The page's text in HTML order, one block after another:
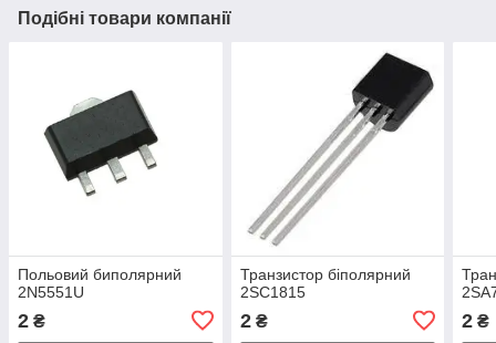
Подібні товари компанії
Польовий биполярний
2N5551U
2 ₴
Транзистор біполярний
2SC1815
2₴ 2 ₴